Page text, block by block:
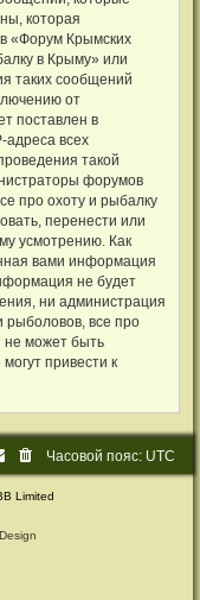
которая
«Форум Крымских
в Крыму» или
таких сообщений
от
поставлен в
адреса всех
такой
форумов
про охоту и рыбалку
перенести или
усмотрению. Как
вами информация
не будет
ни администрация
рыболовов, все про
не может быть
привести к
Часовой пояс: UTC
Limited